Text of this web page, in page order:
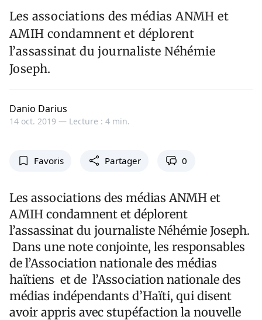
Les associations des médias ANMH et
AMIH condamnent et déplorent
l’assassinat du journaliste Néhémie
Joseph.
Danio Darius
14 oct. 2019 — Lecture : 4 min.
Favoris Partager 0
Les associations des médias ANMH et
AMIH condamnent et déplorent
l’assassinat du journaliste Néhémie Joseph.
Dans une note conjointe, les responsables
de l’Association nationale des médias
haïtiens et de l’Association nationale des
médias indépendants d’Haïti, qui disent
avoir appris avec stupéfaction la nouvelle